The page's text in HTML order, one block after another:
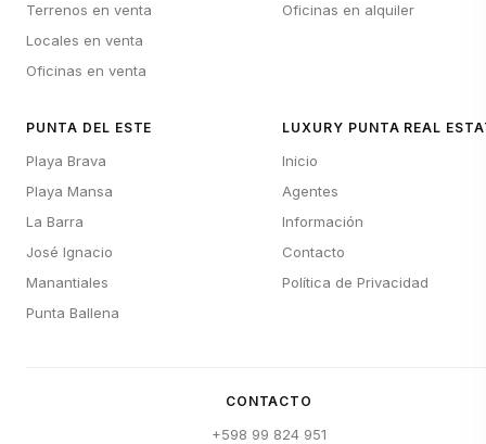
Terrenos en venta
Locales en venta
Oficinas en venta
Oficinas en alquiler
PUNTA DEL ESTE
Playa Brava
Playa Mansa
La Barra
José Ignacio
Manantiales
Punta Ballena
LUXURY PUNTA REAL
Inicio
Agentes
Información
Contacto
Política de Privacidad
CONTACTO
+598 99 824 951